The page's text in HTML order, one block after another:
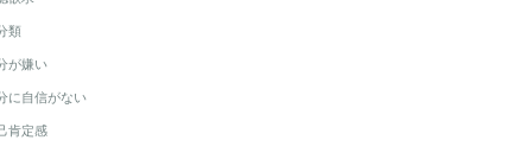
類
が嫌い
に自信がない
肯定感